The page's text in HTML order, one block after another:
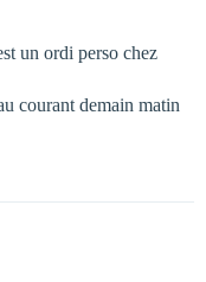
un ordi perso chez
courant demain matin